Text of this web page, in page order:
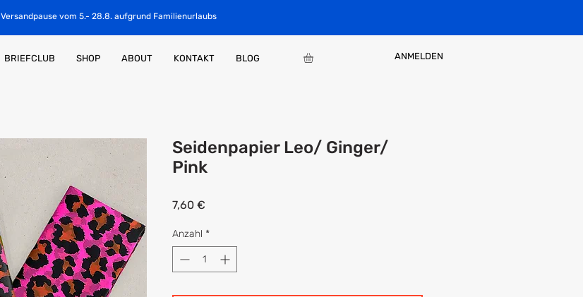
Versandpause vom 5.- 28.8. aufgrund Familienurlaubs
BRIEFCLUB SHOP ABOUT KONTAKT BLOG ANMELDEN
Seidenpapier Leo/ Ginger/
Pink
7,60 €
Anzahl *